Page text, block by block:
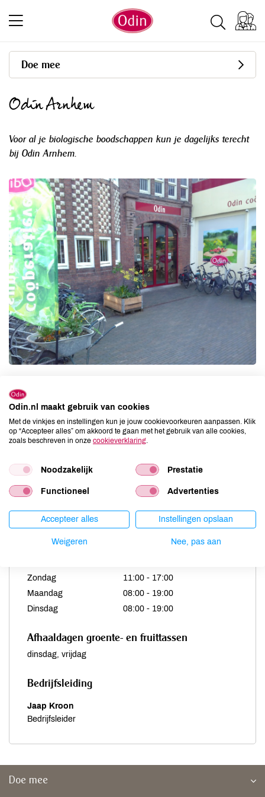
Doe mee
Odin Arnhem
Voor al je biologische boodschappen kun je dagelijks terecht
bij Odin Arnhem.
Contact gegevens
Spijkerlaan 43
Tel:026 35 11 561
Openingstijden
Woensdag
08:00 - 19:00
Donderdag
08:00 - 19:00
08:00 - 19:00
Zondag
11:00 - 17:00
Maandag
08:00 - 19:00
Dinsdag
08:00 - 19:00
Afhaaldagen groente- en fruittassen
dinsdag, vrijdag
Bedrijfsleiding
Jaap Kroon
Bedrijfsleider
Doe mee
Odin.nl maakt gebruik van cookies
Met de vinkjes en instellingen kun je jouw cookievoorkeuren aanpassen. Klik
op “Accepteer alles” om akkoord te gaan met het gebruik van alle cookies,
zoals beschreven in onze cookieverklaring.
Noodzakelijk Prestatie
Functioneel Advertenties
Accepteer alles Instellingen opslaan
Weigeren Nee, pas aan